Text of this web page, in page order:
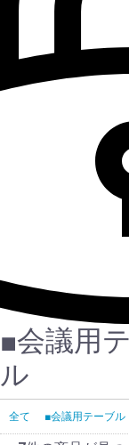
■会議用
ル
全て ■会議用テーブル